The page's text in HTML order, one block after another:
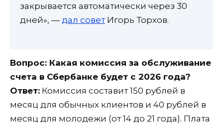
закрывается автоматически через 30
дней», — дал советИгорь Торхов.
Вопрос: Какая комиссия за обслуживание
счета в Сбербанке будет с 2026 года?
Ответ: Комиссия составит 150 рублей в
месяц для обычных клиентов и 40 рублей в
месяц для молодежи (от 14 до 21 года). Плата